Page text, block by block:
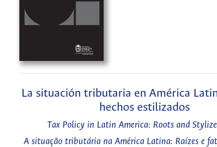
La situación tributaria en América
hechos estilizados
Tax Policy in Latin America: Roots and
A situação tributária na América Latina: Raízes e